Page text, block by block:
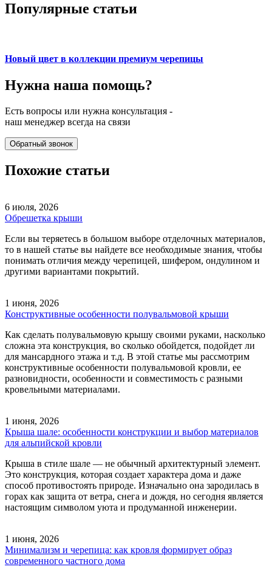
Популярные статьи
Новый цвет в коллекции премиум черепицы
Нужна наша помощь?
Есть вопросы или нужна консультация -
наш менеджер всегда на связи
Обратный звонок
Похожие статьи
6 июля, 2026
Обрешетка крыши
Если вы теряетесь в большом выборе отделочных материалов,
то в нашей статье вы найдете все необходимые знания, чтобы
понимать отличия между черепицей, шифером, ондулином и
другими вариантами покрытий.
1 июня, 2026
Конструктивные особенности полувальмовой крыши
Как сделать полувальмовую крышу своими руками, насколько
сложна эта конструкция, во сколько обойдется, подойдет ли
для мансардного этажа и т.д. В этой статье мы рассмотрим
конструктивные особенности полувальмовой кровли, ее
разновидности, особенности и совместимость с разными
кровельными материалами.
1 июня, 2026
Крыша шале: особенности конструкции и выбор материалов
для альпийской кровли
Крыша в стиле шале — не обычный архитектурный элемент.
Это конструкция, которая создает характера дома и даже
способ противостоять природе. Изначально она зародилась в
горах как защита от ветра, снега и дождя, но сегодня является
настоящим символом уюта и продуманной инженерии.
1 июня, 2026
Минимализм и черепица: как кровля формирует образ
современного частного дома